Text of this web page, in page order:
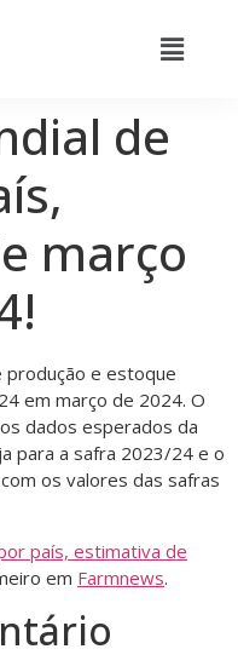
de
março
produção e estoque
em março de 2024. O
dados esperados da
para a safra 2023/24 e o
os valores das safras
país, estimativa de
em Farmnews.